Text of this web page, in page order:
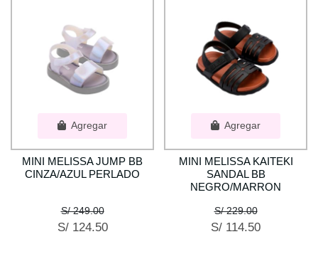
Agregar
MINI MELISSA JUMP BB
CINZA/AZUL PERLADO
S/ 249.00
S/ 124.50
Agregar
MINI MELISSA KAITEKI
SANDAL BB
NEGRO/MARRON
S/ 229.00
S/ 114.50